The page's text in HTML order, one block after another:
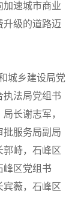
加速城市商业
升级的道路迈
城乡建设局党
执法局党组书
长谢志军，
批服务局副局
峙，石峰区
峰区党组书
薇，石峰区